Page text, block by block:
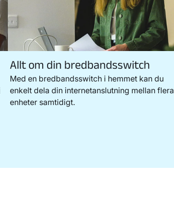
Allt om din bredbandsswitch
Med en bredbandsswitch i hemmet kan du
enkelt dela din internetanslutning mellan flera
enheter samtidigt.